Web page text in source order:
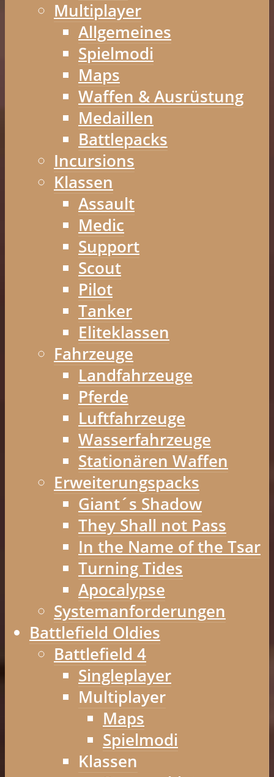
Multiplayer
Allgemeines
Spielmodi
Maps
Waffen & Ausrüstung
Medaillen
Battlepacks
Incursions
Klassen
Assault
Medic
Support
Scout
Pilot
Tanker
Eliteklassen
Fahrzeuge
Landfahrzeuge
Pferde
Luftfahrzeuge
Wasserfahrzeuge
Stationären Waffen
Erweiterungspacks
Giant´s Shadow
They Shall not Pass
In the Name of the Tsar
Turning Tides
Apocalypse
Systemanforderungen
Battlefield Oldies
Battlefield 4
Singleplayer
Multiplayer
Maps
Spielmodi
Klassen